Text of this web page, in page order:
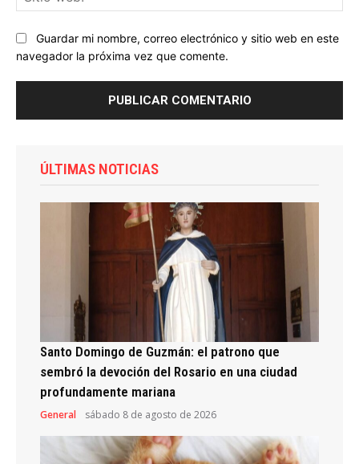
Guardar mi nombre, correo electrónico y sitio web en este
navegador la próxima vez que comente.
ÚLTIMAS NOTICIAS
Santo Domingo de Guzmán: el patrono que
sembró la devoción del Rosario en una ciudad
profundamente mariana
General sábado 8 de agosto de 2026